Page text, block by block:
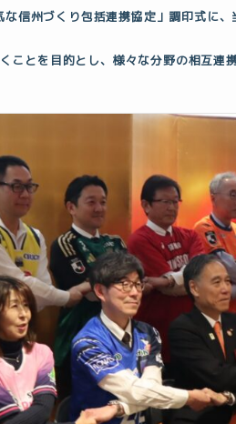
信州づくり包括連携協定」調印式に、
ことを目的とし、様々な分野の相互連